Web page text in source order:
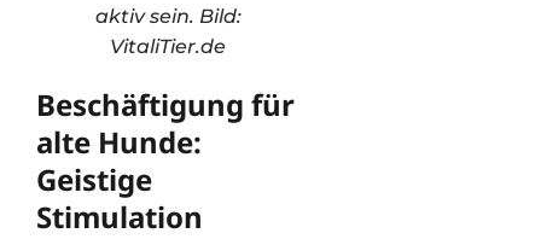
aktiv sein. Bild:
VitaliTier.de
Beschäftigung für
alte Hunde:
Geistige
Stimulation